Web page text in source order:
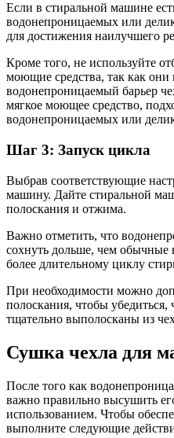
Если в стиральной машине
водонепроницаемых или
для достижения наилучшего
Кроме того, не используйте
моющие средства, так как они
водонепроницаемый барьер
мягкое моющее средство,
водонепроницаемых или
Шаг 3: Запуск цикла
Выбрав соответствующие
машину. Дайте стиральной
полоскания и отжима.
Важно отметить, что
сохнуть дольше, чем обычные
более длительному циклу
При необходимости можно
полоскания, чтобы
тщательно выполосканы из
Сушка чехла для
После того как
важно правильно высушить
использованием. Чтобы
выполните следующие